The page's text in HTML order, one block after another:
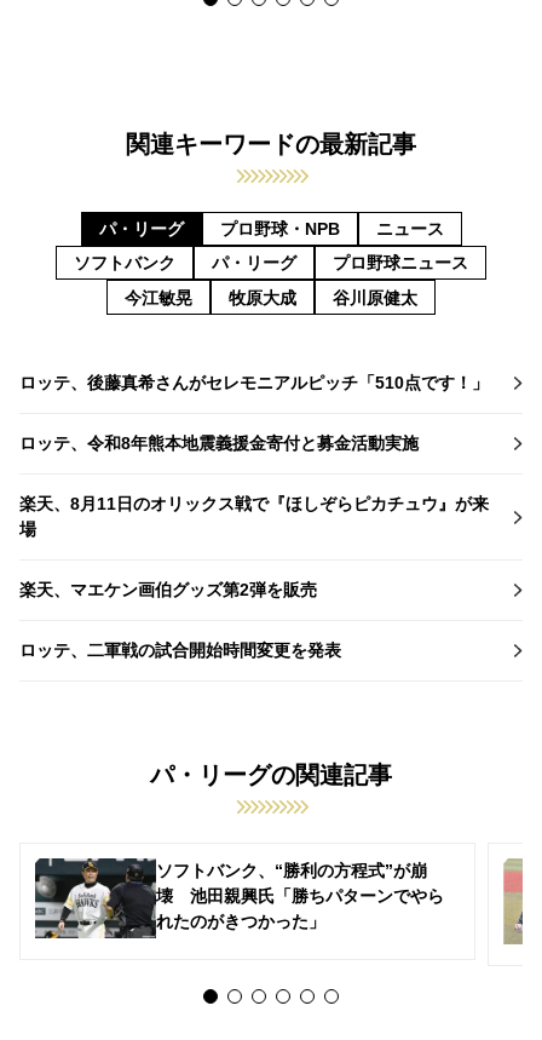
関連キーワードの最新記事
パ・リーグ プロ野球・NPB
ニュース
ソフトバンク
パ・リーグ
プロ野球ニュース
今江敏晃
牧原大成 谷川原健太
ロッテ、後藤真希さんがセレモニアルピッチ「510点です！」
ロッテ、令和8年熊本地震義援金寄付と募金活動実施
楽天、8月11日のオリックス戦で『ほしぞらピカチュウ』が来
場
楽天、マエケン画伯グッズ第2弾を販売
ロッテ、二軍戦の試合開始時間変更を発表
パ・リーグの関連記事
ソフトバンク、“勝利の方程式”が崩
壊 池田親興氏「勝ちパターンでやら
れたのがきつかった」